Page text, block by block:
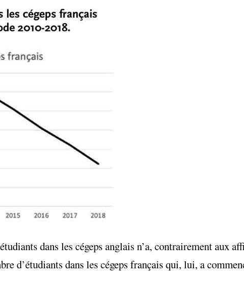
dans les cégeps anglais n’a, contrairement aux
d’étudiants dans les cégeps français qui, lui, a